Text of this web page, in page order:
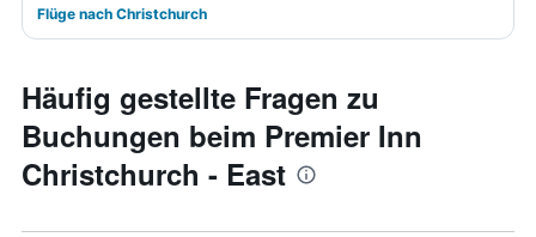
Flüge nach Christchurch
Häufig gestellte Fragen zu
Buchungen beim Premier Inn
Christchurch - East